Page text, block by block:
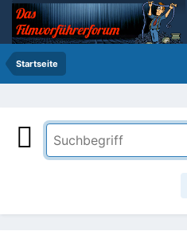
Startseite